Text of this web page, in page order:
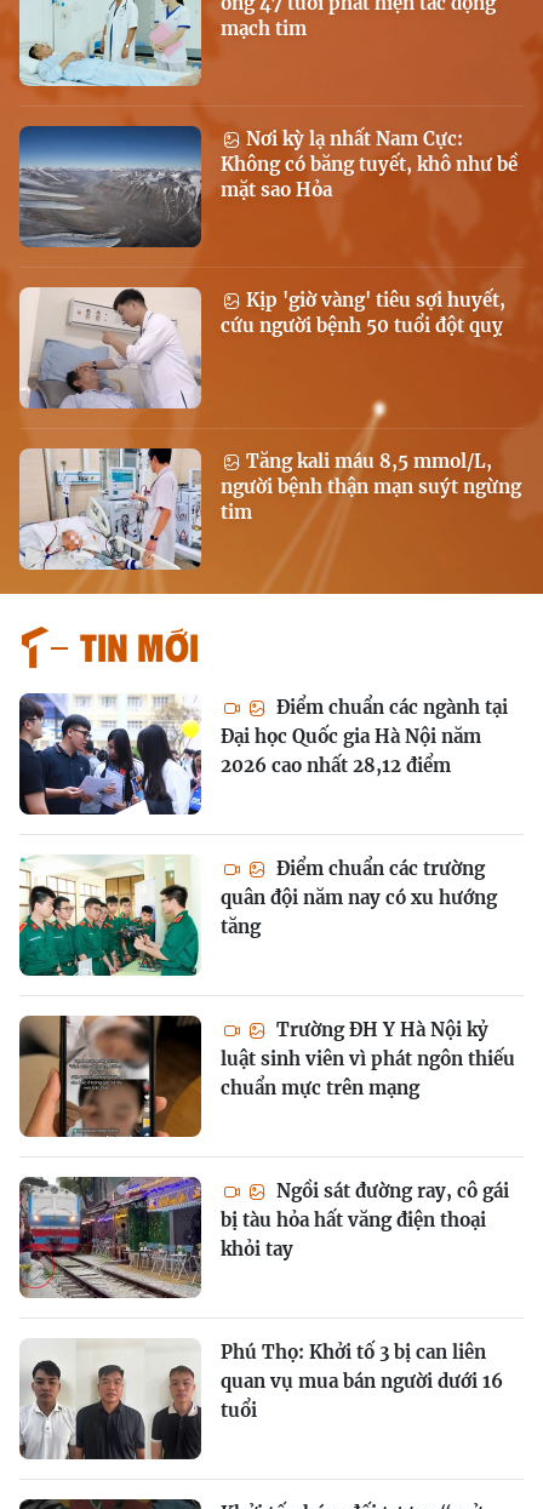
mạch tim
Nơi kỳ lạ nhất Nam Cực:
Không có băng tuyết, khô như bề
mặt sao Hỏa
Kịp 'giờ vàng' tiêu sợi huyết,
cứu người bệnh 50 tuổi đột quỵ
Tăng kali máu 8,5 mmol/L,
người bệnh thận mạn suýt ngừng
tim
Tin mới
Điểm chuẩn các ngành tại
Đại học Quốc gia Hà Nội năm
2026 cao nhất 28,12 điểm
Điểm chuẩn các trường
quân đội năm nay có xu hướng
tăng
Trường ĐH Y Hà Nội kỷ
luật sinh viên vì phát ngôn thiếu
chuẩn mực trên mạng
Ngồi sát đường ray, cô gái
bị tàu hỏa hất văng điện thoại
khỏi tay
Phú Thọ: Khởi tố 3 bị can liên
quan vụ mua bán người dưới 16
tuổi